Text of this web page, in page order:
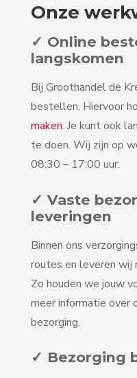
Onze
✓ Online
langskomen
Bij Groothandel de
bestellen. Hiervoor
maken. Je kunt ook
te doen. Wij zijn op
08:30 – 17:00 uur.
✓ Vaste
leveringen
Binnen ons
routes en leveren wij
Zo houden we jouw
meer informatie over
bezorging.
✓ Bezorging